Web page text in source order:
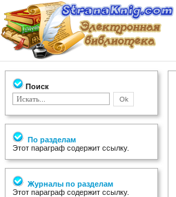
Поиск
По разделам
Этот параграф содержит ссылку.
Журналы по разделам
Этот параграф содержит ссылку.